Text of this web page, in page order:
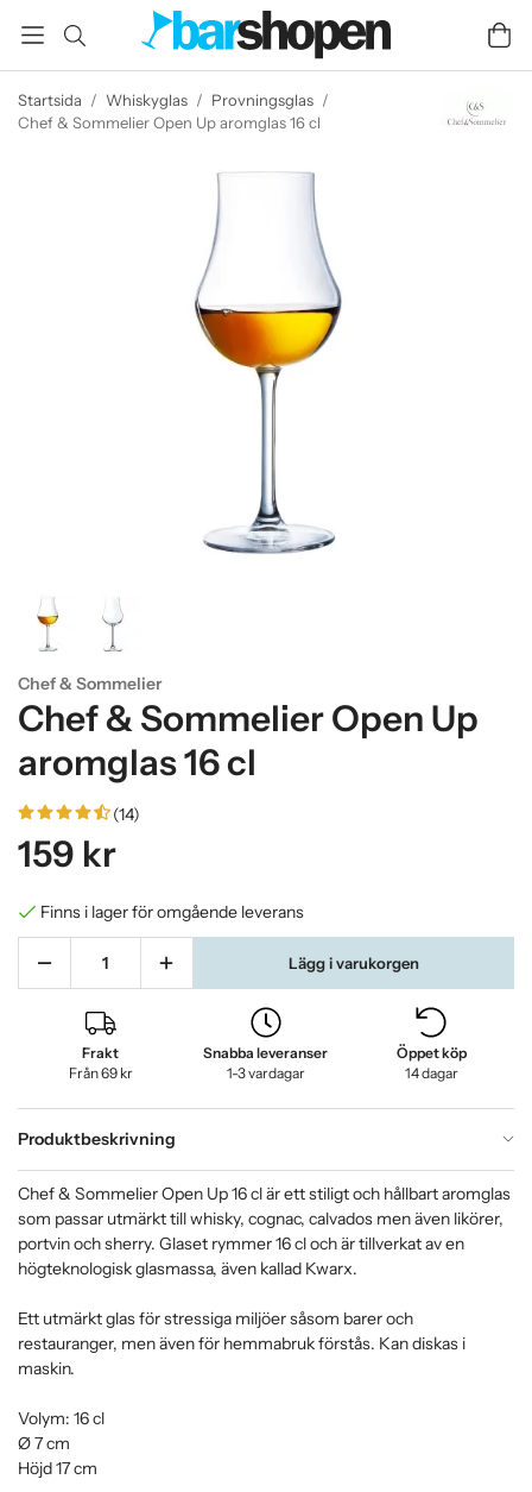
Startsida / Whiskyglas / Provningsglas /
Chef & Sommelier Open Up aromglas 16 cl
Chef & Sommelier
Chef & Sommelier Open Up
aromglas 16 cl
(14)
159 kr
Finns i lager för omgående leverans
Lägg i varukorgen
Frakt
Från 69 kr
Snabba leveranser
1-3 vardagar
Öppet köp
14 dagar
Produktbeskrivning
Chef & Sommelier Open Up 16 cl är ett stiligt och hållbart aromglas
som passar utmärkt till whisky, cognac, calvados men även likörer,
portvin och sherry. Glaset rymmer 16 cl och är tillverkat av en
högteknologisk glasmassa, även kallad Kwarx.
Ett utmärkt glas för stressiga miljöer såsom barer och
restauranger, men även för hemmabruk förstås. Kan diskas i
maskin.
Volym: 16 cl
Ø 7 cm
Höjd 17 cm